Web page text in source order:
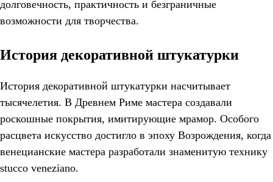
долговечность, практичность и безграничные
возможности для творчества.
История декоративной штукатурки
История декоративной штукатурки насчитывает
тысячелетия. В Древнем Риме мастера создавали
роскошные покрытия, имитирующие мрамор. Особого
расцвета искусство достигло в эпоху Возрождения, когда
венецианские мастера разработали знаменитую технику
stucco veneziano.